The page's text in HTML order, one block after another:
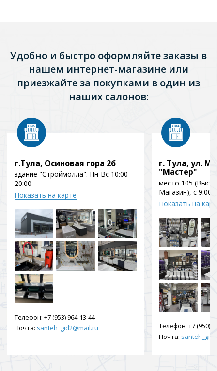
Удобно и быстро оформляйте заказы в
нашем интернет-магазине или
приезжайте за покупками в один из
наших салонов:
г.Тула, Осиновая гора 2б
здание "Строймолла". Пн-Вс 10:00–
20:00
Показать на карте
Телефон: +7 (953) 964-13-44
Почта: santeh_gid2@mail.ru
г. Тула, ул.
"Мастер"
место 105
Магазин), с 9:00
Показать на
Телефон: +7 (950)
Почта: